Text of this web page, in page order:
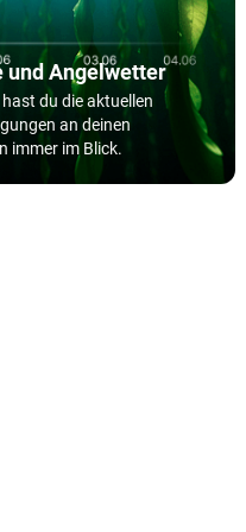
und Angelwetter
du die aktuellen
an deinen
immer im Blick.